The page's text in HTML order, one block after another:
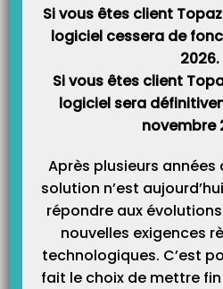
Si malgré ces manipulations le problème
un confrère ou une consoeur de tester
le problème vient de la carte ou du lecteur.
Article Précédent
INFORMATION CORONAVIRUS /
MESSAGE DU PRÉSIDENT
IDEA TOPAZE TELEVITALE
Si vous êtes client
logiciel cessera de
2026.
Si vous êtes client
logiciel sera
novembre
Après plusieurs
solution n’est
répondre aux
nouvelles exigences
technologiques. C’est
fait le choix de mettre